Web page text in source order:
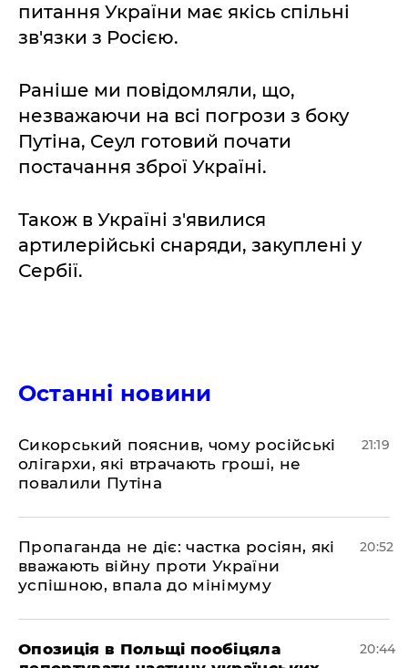
питання України має якісь спільні
зв'язки з Росією.
Раніше ми повідомляли, що,
незважаючи на всі погрози з боку
Путіна, Сеул готовий почати
постачання зброї Україні.
Також в Україні з'явилися
артилерійські снаряди, закуплені у
Сербії.
Останні новини
​Сикорський пояснив, чому російські
олігархи, які втрачають гроші, не
повалили Путіна
21:19
​Пропаганда не діє: частка росіян, які
вважають війну проти України
успішною, впала до мінімуму
20:52
​Опозиція в Польщі пообіцяла
20:44